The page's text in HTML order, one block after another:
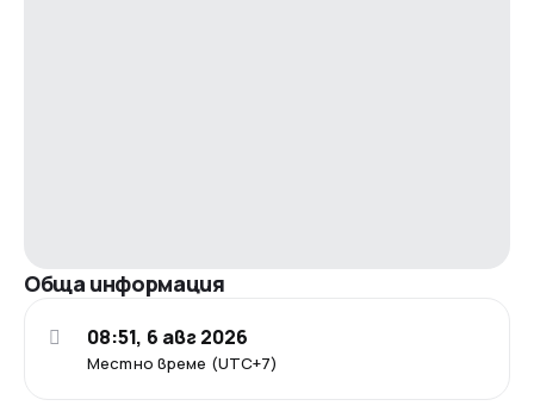
Обща информация
Местно време (UTC+7)
08:51, 6 авг 2026